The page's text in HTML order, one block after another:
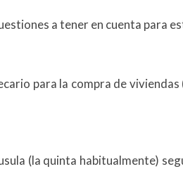
a tener en cuenta para
para la compra de viviendas
(la quinta habitualmente)